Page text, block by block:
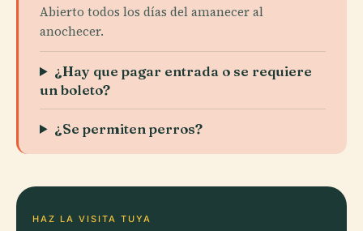
Abierto todos los días del amanecer al
anochecer.
¿Hay que pagar entrada o se requiere
un boleto?
¿Se permiten perros?
HAZ LA VISITA TUYA